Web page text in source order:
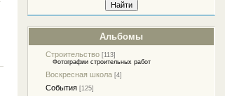
Альбомы
Строительство [113]
Фотографии строительных работ
Воскресная школа [4]
События [125]